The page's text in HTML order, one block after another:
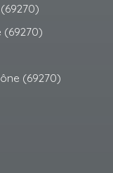
(69270)
(69270)